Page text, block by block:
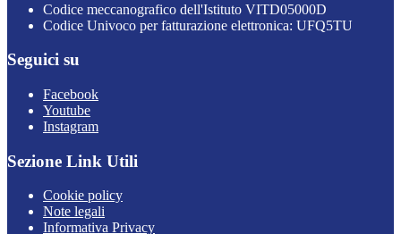
Codice meccanografico dell'Istituto VITD05000D
Codice Univoco per fatturazione elettronica: UFQ5TU
Seguici su
Facebook
Youtube
Instagram
Sezione Link Utili
Cookie policy
Note legali
Informativa Privacy